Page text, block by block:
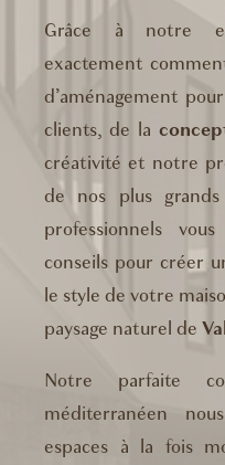
Grâce à notre
exactement
d’aménagement
clients, de la
créativité et notre
de nos plus
professionnels
conseils pour créer
le style de votre
paysage naturel de
Notre parfaite
méditerranéen
espaces à la fois